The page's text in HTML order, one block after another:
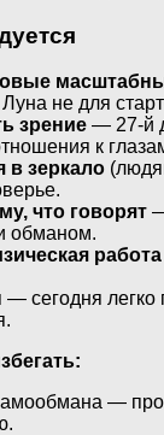
не для
зрение — 27-й
к
в зеркало
что говорят
обманом.
работа
— сегодня легко
—